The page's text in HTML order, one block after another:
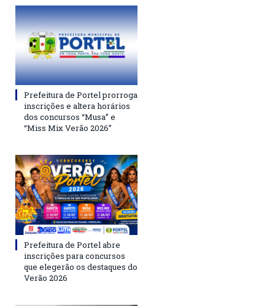
Prefeitura de Portel prorroga
inscrições e altera horários
dos concursos “Musa” e
“Miss Mix Verão 2026”
Prefeitura de Portel abre
inscrições para concursos
que elegerão os destaques do
Verão 2026